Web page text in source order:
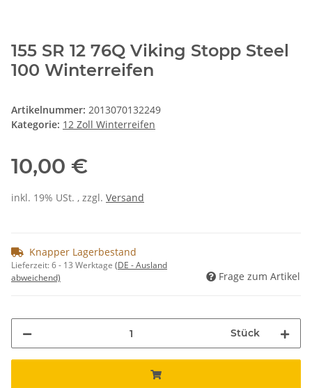
155 SR 12 76Q Viking Stopp Steel
100 Winterreifen
Artikelnummer: 2013070132249
Kategorie: 12 Zoll Winterreifen
10,00 €
inkl. 19% USt. , zzgl. Versand
Knapper Lagerbestand
Lieferzeit:6 - 13 Werktage (DE - Ausland
abweichend)
Frage zum Artikel
Stück